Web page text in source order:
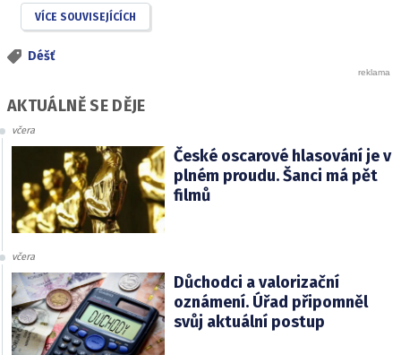
VÍCE SOUVISEJÍCÍCH
Déšť
AKTUÁLNĚ SE DĚJE
včera
České oscarové hlasování je v
plném proudu. Šanci má pět
filmů
včera
Důchodci a valorizační
oznámení. Úřad připomněl
svůj aktuální postup